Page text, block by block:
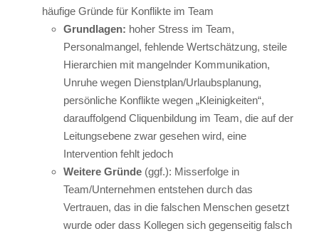
häufige Gründe für Konflikte im Team
Grundlagen: hoher Stress im Team,
Personalmangel, fehlende Wertschätzung, steile
Hierarchien mit mangelnder Kommunikation,
Unruhe wegen Dienstplan/Urlaubsplanung,
persönliche Konflikte wegen „Kleinigkeiten“,
darauffolgend Cliquenbildung im Team, die auf der
Leitungsebene zwar gesehen wird, eine
Intervention fehlt jedoch
Weitere Gründe (ggf.): Misserfolge in
Team/Unternehmen entstehen durch das
Vertrauen, das in die falschen Menschen gesetzt
wurde oder dass Kollegen sich gegenseitig falsch